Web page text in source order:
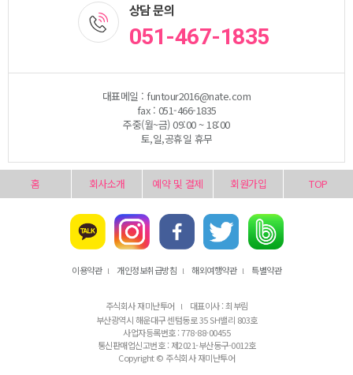
상담 문의
051-467-1835
대표메일 : funtour2016@nate.com
fax : 051-466-1835
주중(월~금) 09:00 ~ 18:00
토,일,공휴일 휴무
홈 회사소개 예약 및 결제 회원가입 TOP
이용약관 l 개인정보취급방침 l 해외여행약관 l 특별약관
주식회사 재미난투어 l
대표이사 : 최부림
부산광역시 해운대구 센텀동로 35 SH밸리 803호
사업자등록번호 : 778-88-00455
통신판매업신고번호 : 제2021-부산동구-0012호
Copyright © 주식회사 재미난투어